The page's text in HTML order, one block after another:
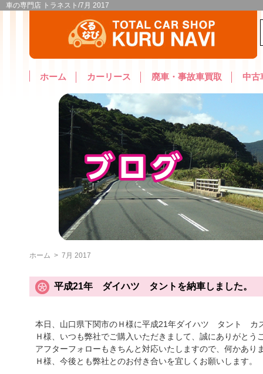
車の専門店 トラネスト/7月 2017
ホーム カーリース 廃車・事故車買取 中古
ホーム > 7月 2017
平成21年 ダイハツ タントを納車しました。
本日、山口県下関市のＨ様に平成21年ダイハツ タント カ
Ｈ様、いつも弊社でご購入いただきまして、誠にありがとう
アフターフォローもきちんと対応いたしますので、何かあり
Ｈ様、今後とも弊社とのお付き合いを宜しくお願いします。